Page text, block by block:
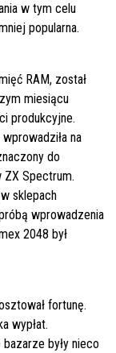
w tym celu
popularna.
RAM, został
miesiącu
produkcyjne.
na
do
ZX Spectrum.
sklepach
wprowadzenia
2048 był
fortunę.
wypłat.
były nieco